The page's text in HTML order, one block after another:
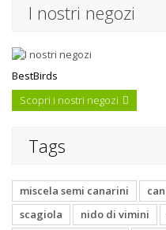
I nostri negozi
BestBirds
Scopri i nostri negozi
Tags
miscela semi canarini
scagiola
nido di vimini